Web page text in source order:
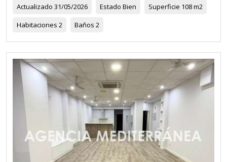
Actualizado 31/05/2026 Estado Bien Superficie 108 m2
Habitaciones 2 Baños 2